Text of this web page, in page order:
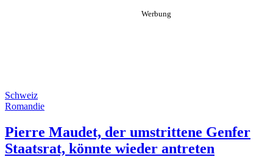
Schweiz
Romandie
Pierre Maudet, der umstrittene Genfer
Staatsrat, könnte wieder antreten